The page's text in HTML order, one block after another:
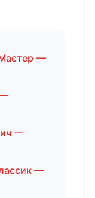
—
—
—
—